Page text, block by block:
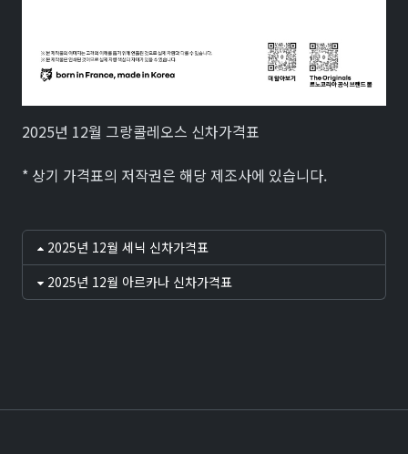
2025년 12월 그랑콜레오스 신차가격표
* 상기 가격표의 저작권은 해당 제조사에 있습니다.
2025년 12월 세닉 신차가격표
2025년 12월 아르카나 신차가격표